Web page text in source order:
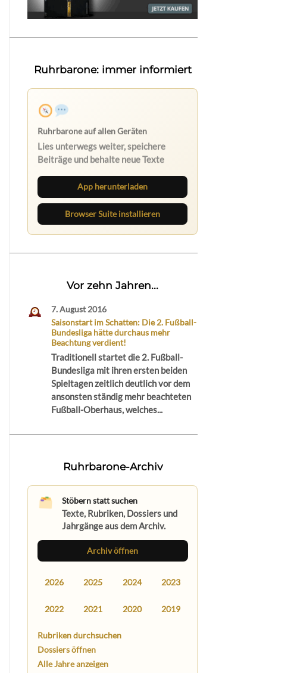
Ruhrbarone: immer informiert
Ruhrbarone auf allen Geräten
Lies unterwegs weiter, speichere
Beiträge und behalte neue Texte
App herunterladen
Browser Suite installieren
Vor zehn Jahren...
7. August 2016
Saisonstart im Schatten: Die 2. Fußball-
Bundesliga hätte durchaus mehr
Beachtung verdient!
Traditionell startet die 2. Fußball-
Bundesliga mit ihren ersten beiden
Spieltagen zeitlich deutlich vor dem
ansonsten ständig mehr beachteten
Fußball-Oberhaus, welches...
Ruhrbarone-Archiv
Stöbern statt suchen
Texte, Rubriken, Dossiers und
Jahrgänge aus dem Archiv.
Archiv öffnen
2026 2025 2024 2023
2022 2021 2020 2019
Rubriken durchsuchen
Dossiers öffnen
Alle Jahre anzeigen